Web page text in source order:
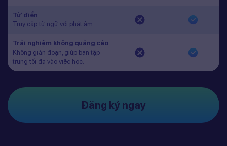
Từ điển
Truy cập từ ngữ với phát âm
Trải nghiệm không quảng cáo
Không gián đoạn, giúp bạn tập
trung tối đa vào việc học.
Đăng ký ngay